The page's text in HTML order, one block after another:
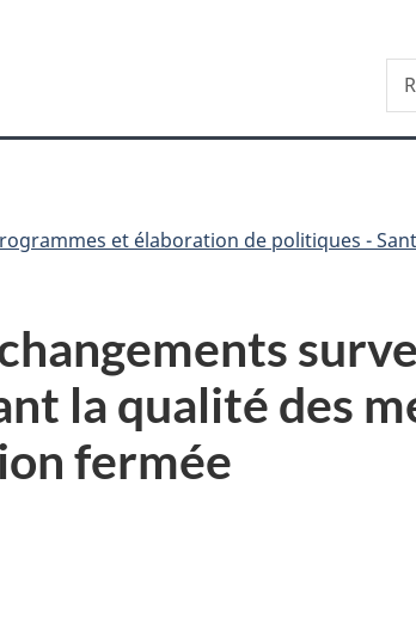
sujet
HTML
et élaboration de politiques -
la qualité des
fermée